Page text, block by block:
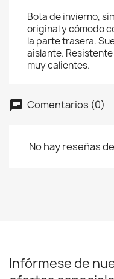
Bota de invierno,
original y cómodo
la parte trasera.
aislante.
muy calientes.
Comentarios (0)
No hay reseñas
Infórmese de